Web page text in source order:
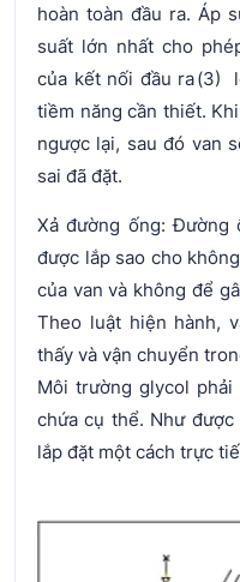
hoàn toàn đầu ra. Áp
suất lớn nhất cho
của kết nối đầu ra (3)
tiềm năng cần thiết.
ngược lại, sau đó van
sai đã đặt.
Xả đường ống: Đường
được lắp sao cho
của van và không để
Theo luật hiện hành,
thấy và vận chuyển
Môi trường glycol
chứa cụ thể. Như
lắp đặt một cách trực